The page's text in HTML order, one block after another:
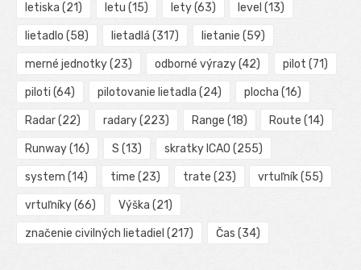
letiska (21) letu (15) lety(63) level (13)
lietadlo (58) lietadlá (317) lietanie (59)
merné jednotky(23) odborné výrazy(42) pilot (71)
piloti (64) pilotovanie lietadla (24) plocha (16)
Radar(22) radary(223) Range (18) Route (14)
Runway(16) S (13) skratky ICAO (255)
system (14) time (23) trate (23) vrtuľník(55)
vrtuľníky(66) Výška (21)
značenie civilných lietadiel (217) Čas (34)